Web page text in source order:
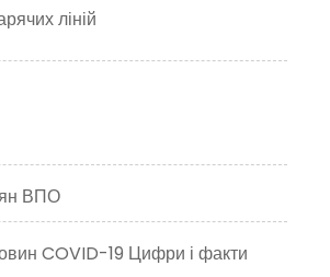
ліній
ВПО
COVID-19 Цифри і факти